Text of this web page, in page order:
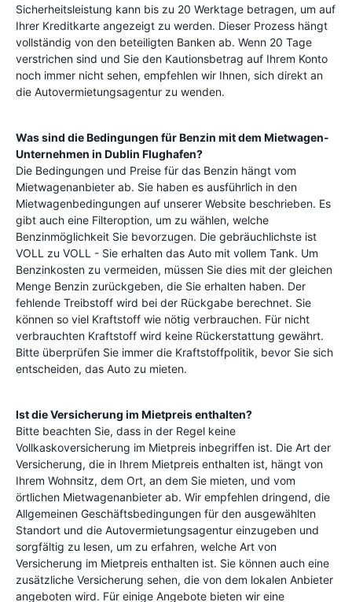
Sicherheitsleistung kann bis zu 20 Werktage betragen, um auf
Ihrer Kreditkarte angezeigt zu werden. Dieser Prozess hängt
vollständig von den beteiligten Banken ab. Wenn 20 Tage
verstrichen sind und Sie den Kautionsbetrag auf Ihrem Konto
noch immer nicht sehen, empfehlen wir Ihnen, sich direkt an
die Autovermietungsagentur zu wenden.
Was sind die Bedingungen für Benzin mit dem Mietwagen-
Unternehmen in Dublin Flughafen?
Die Bedingungen und Preise für das Benzin hängt vom
Mietwagenanbieter ab. Sie haben es ausführlich in den
Mietwagenbedingungen auf unserer Website beschrieben. Es
gibt auch eine Filteroption, um zu wählen, welche
Benzinmöglichkeit Sie bevorzugen. Die gebräuchlichste ist
VOLL zu VOLL - Sie erhalten das Auto mit vollem Tank. Um
Benzinkosten zu vermeiden, müssen Sie dies mit der gleichen
Menge Benzin zurückgeben, die Sie erhalten haben. Der
fehlende Treibstoff wird bei der Rückgabe berechnet. Sie
können so viel Kraftstoff wie nötig verbrauchen. Für nicht
verbrauchten Kraftstoff wird keine Rückerstattung gewährt.
Bitte überprüfen Sie immer die Kraftstoffpolitik, bevor Sie sich
entscheiden, das Auto zu mieten.
Ist die Versicherung im Mietpreis enthalten?
Bitte beachten Sie, dass in der Regel keine
Vollkaskoversicherung im Mietpreis inbegriffen ist. Die Art der
Versicherung, die in Ihrem Mietpreis enthalten ist, hängt von
Ihrem Wohnsitz, dem Ort, an dem Sie mieten, und vom
örtlichen Mietwagenanbieter ab. Wir empfehlen dringend, die
Allgemeinen Geschäftsbedingungen für den ausgewählten
Standort und die Autovermietungsagentur einzugeben und
sorgfältig zu lesen, um zu erfahren, welche Art von
Versicherung im Mietpreis enthalten ist. Sie können auch eine
zusätzliche Versicherung sehen, die von dem lokalen Anbieter
angeboten wird. Für einige Angebote bieten wir eine